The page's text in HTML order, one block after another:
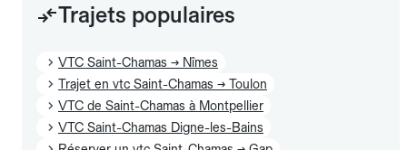
Trajets populaires
VTC Saint-Chamas → Nîmes
Trajet en vtc Saint-Chamas → Toulon
VTC de Saint-Chamas à Montpellier
VTC Saint-Chamas Digne-les-Bains